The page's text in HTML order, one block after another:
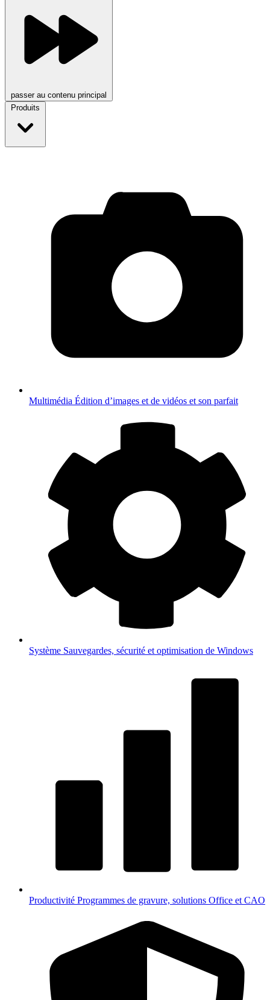
passer au contenu principal
Produits
Multimédia Édition d’images et de vidéos et son parfait
Système Sauvegardes, sécurité et optimisation de Windows
Productivité Programmes de gravure, solutions Office et CAO